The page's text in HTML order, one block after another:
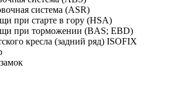
система (ASR)
при старте в гору (HSA)
при торможении (BAS; EBD)
кресла (задний ряд) ISOFIX